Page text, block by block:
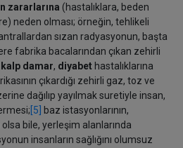
zararlarına (hastalıklara, beden
neden olması; örneğin, tehlikeli
sızan radyasyonun, başta
fabrika bacalarından çıkan zehirli
kalp damar, diyabet hastalıklarına
çıkardığı zehirli gaz, toz ve
dağılıp yayılmak suretiyle insan,
[5]
baz istasyonlarının,
bile, yerleşim alanlarında
insanların sağlığını olumsuz